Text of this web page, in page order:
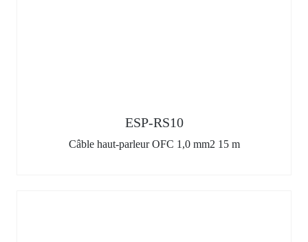
ESP-RS10
Câble haut-parleur OFC 1,0 mm2 15 m